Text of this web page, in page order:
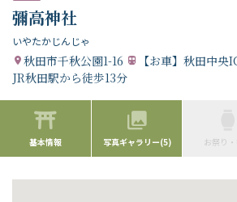
彌高神社
いやたかじんじゃ
秋田市千秋公園1-16
【お車】秋田中
JR秋田駅から徒歩13分
基本情報 写真ギャラリー(5) お祭り